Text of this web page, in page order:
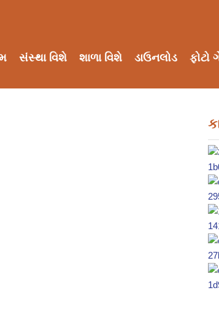
સંસ્થા વિશે શાળા વિશે ડાઉનલોડ ફોટો